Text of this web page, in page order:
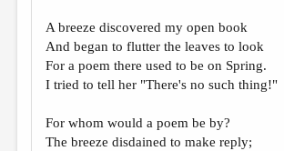
ДЕТСКАЯ КОМНАТА
КНИЖНАЯ ПОЛКА
СТРАНИЦЫ ПАМЯТИ
A breeze discovered my open book
And began to flutter the leaves to look
For a poem there used to be on Spring.
I tried to tell her "There's no such thing!"
For whom would a poem be by?
The breeze disdained to make reply;